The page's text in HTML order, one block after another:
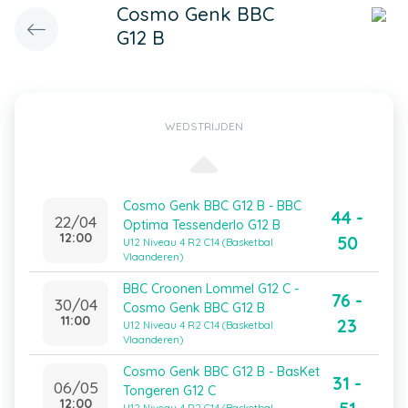
Cosmo Genk BBC
G12 B
WEDSTRIJDEN
22/04
12:00
Cosmo Genk BBC G12 B - BBC
Optima Tessenderlo G12 B
U12 Niveau 4 R2 C14 (Basketbal
Vlaanderen)
44 -
50
30/04
11:00
BBC Croonen Lommel G12 C -
Cosmo Genk BBC G12 B
U12 Niveau 4 R2 C14 (Basketbal
Vlaanderen)
76 -
23
06/05
12:00
Cosmo Genk BBC G12 B - BasKet
Tongeren G12 C
31 -